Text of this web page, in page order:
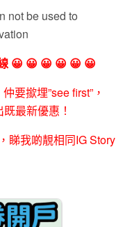
not be used to
😀 😀 😀 😀 😀 😀
仲要撳埋”see first”，
最新優惠！
，睇我啲靚相同IG Story